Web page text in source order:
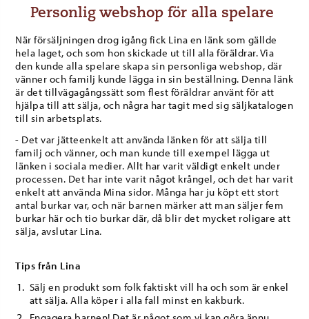
Personlig webshop för alla spelare
När försäljningen drog igång fick Lina en länk som gällde
hela laget, och som hon skickade ut till alla föräldrar. Via
den kunde alla spelare skapa sin personliga webshop, där
vänner och familj kunde lägga in sin beställning. Denna länk
är det tillvägagångssätt som flest föräldrar använt för att
hjälpa till att sälja, och några har tagit med sig säljkatalogen
till sin arbetsplats.
- Det var jätteenkelt att använda länken för att sälja till
familj och vänner, och man kunde till exempel lägga ut
länken i sociala medier. Allt har varit väldigt enkelt under
processen. Det har inte varit något krångel, och det har varit
enkelt att använda Mina sidor. Många har ju köpt ett stort
antal burkar var, och när barnen märker att man säljer fem
burkar här och tio burkar där, då blir det mycket roligare att
sälja, avslutar Lina.
Tips från Lina
Sälj en produkt som folk faktiskt vill ha och som är enkel
att sälja. Alla köper i alla fall minst en kakburk.